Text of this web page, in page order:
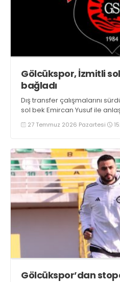
Gölcükspor, İzmitli
bağladı
Dış transfer çalışmalarını
sol bek Emircan Yusuf ile
27 Temmuz 2026 Pazartesi
Gölcükspor’dan